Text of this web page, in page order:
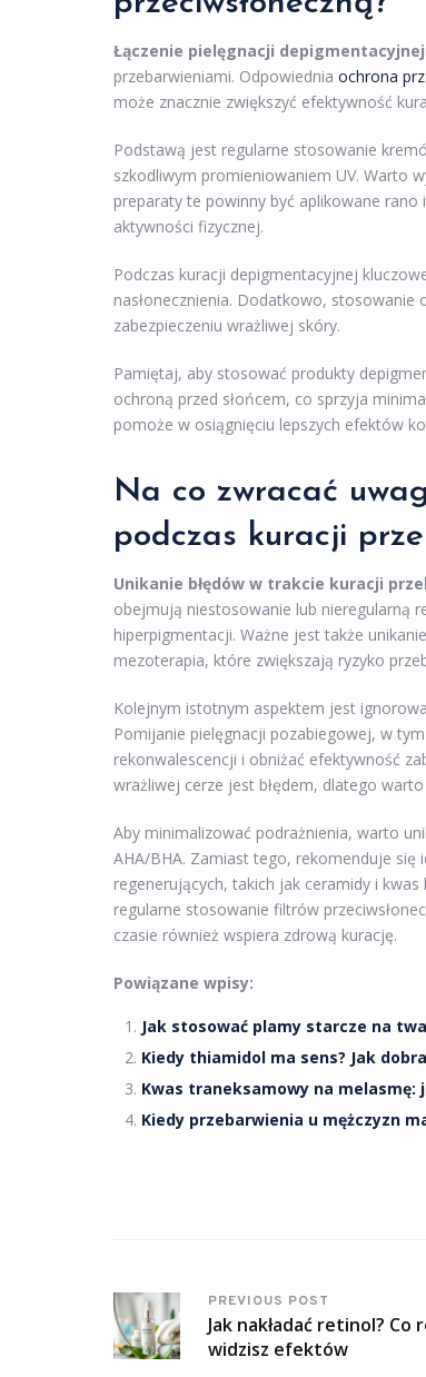
Łączenie pielęgnacji
przebarwieniami. Odpowiednia ochrona
może znacznie zwiększyć efektywność
Podstawą jest regularne stosowanie
szkodliwym promieniowaniem UV. Warto
preparaty te powinny być aplikowane
aktywności fizycznej.
Podczas kuracji depigmentacyjnej
nasłonecznienia. Dodatkowo,
zabezpieczeniu wrażliwej skóry.
Pamiętaj, aby stosować produkty
ochroną przed słońcem, co sprzyja
pomoże w osiągnięciu lepszych efektów
Na co zwracać
podczas kuracji
Unikanie błędów w trakcie kuracji
obejmują niestosowanie lub nieregularną
hiperpigmentacji. Ważne jest także
mezoterapia, które zwiększają ryzyko
Kolejnym istotnym aspektem jest
Pomijanie pielęgnacji pozabiegowej, w
rekonwalescencji i obniżać efektywność
wrażliwej cerze jest błędem, dlatego
Aby minimalizować podrażnienia, warto
AHA/BHA. Zamiast tego, rekomenduje
regenerujących, takich jak ceramidy i
regularne stosowanie filtrów
czasie również wspiera zdrową kurację.
Powiązane wpisy:
Jak stosować plamy starcze na
Kiedy thiamidol ma sens? Jak
Kwas traneksamowy na
Kiedy przebarwienia u mężczyzn
PREVIOUS POST
Jak nakładać retinol? Co
widzisz efektów